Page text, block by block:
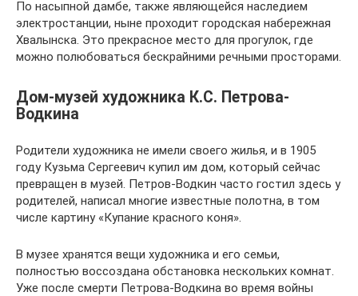
По насыпной дамбе, также являющейся наследием
электростанции, ныне проходит городская набережная
Хвалынска. Это прекрасное место для прогулок, где
можно полюбоваться бескрайними речными просторами.
Дом-музей художника К.С. Петрова-
Водкина
Родители художника не имели своего жилья, и в 1905
году Кузьма Сергеевич купил им дом, который сейчас
превращен в музей. Петров-Водкин часто гостил здесь у
родителей, написал многие известные полотна, в том
числе картину «Купание красного коня».
В музее хранятся вещи художника и его семьи,
полностью воссоздана обстановка нескольких комнат.
Уже после смерти Петрова-Водкина во время войны